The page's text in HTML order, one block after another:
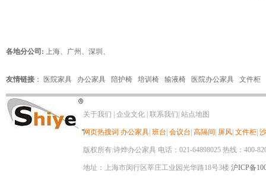
各地分公司: 上海、 广州 、 深圳 、
友情链接 ： 医院家具 办公家具 陪护椅 培训椅 输液椅 医院办公家具 文件柜
关于我们 企业文化 联系我们 站点地图
网页热搜词 办公家具 班台 会议台 高隔间 屏风 文件柜
版权所有:诗烨办公家具 电话：021-64898025 热线：400-
地址：上海市闵行区莘庄工业园光华路18号3楼 沪ICP备